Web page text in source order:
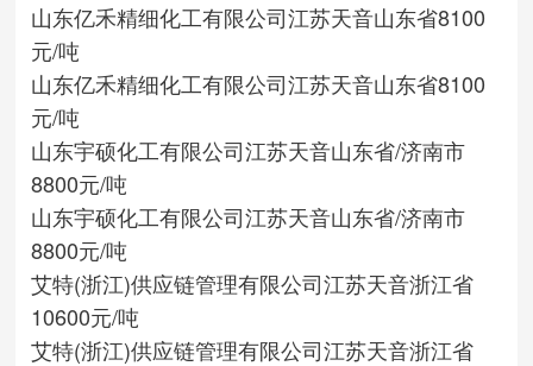
山东亿禾精细化工有限公司江苏天音山东省8100
元/吨
山东亿禾精细化工有限公司江苏天音山东省8100
元/吨
山东宇硕化工有限公司江苏天音山东省/济南市
8800元/吨
山东宇硕化工有限公司江苏天音山东省/济南市
8800元/吨
艾特(浙江)供应链管理有限公司江苏天音浙江省
10600元/吨
艾特(浙江)供应链管理有限公司江苏天音浙江省